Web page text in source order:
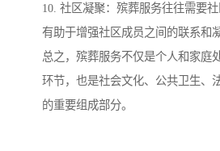
10. 社区凝聚：殡葬服务往往需要
有助于增强社区成员之间的联系和
总之，殡葬服务不仅是个人和家庭
环节，也是社会文化、公共卫生、
的重要组成部分。